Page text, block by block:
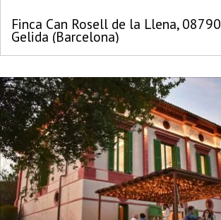
Finca Can Rosell de la Llena, 08790
Gelida (Barcelona)